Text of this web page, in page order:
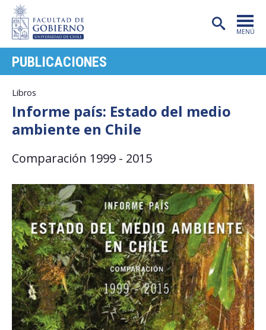
MENÚ
CARRERAS
POSTGRADO
INVESTIGACIÓN
EXTENSIÓN
PUBLICACIONES
CENTROS
ADMISIÓN
Postulantes
Estudiantes
PUBLICACIONES
Libros
Informe país: Estado del medio
ambiente en Chile
Comparación 1999 - 2015